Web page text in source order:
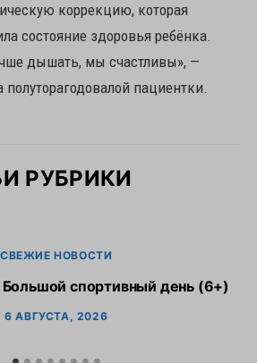
коррекцию, которая
состояние здоровья ребёнка.
дышать, мы счастливы», —
полуторагодовалой пациентки.
РУБРИКИ
СВЕЖИЕ НОВОСТИ
спортивный день (6+)
6 АВГУСТА, 2026